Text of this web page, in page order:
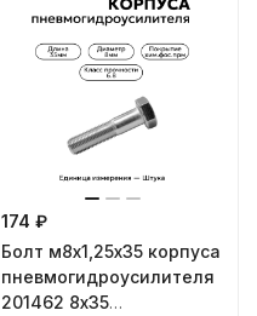
174 ₽
Болт м8х1,25х35 корпуса
пневмогидроусилителя
201462 8х35